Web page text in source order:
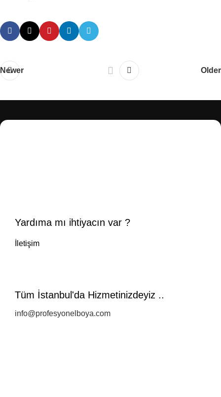
Newer Older
Yardıma mı ihtiyacın var ?
İletişim
Tüm İstanbul'da Hizmetinizdeyiz ..
info@profesyonelboya.com